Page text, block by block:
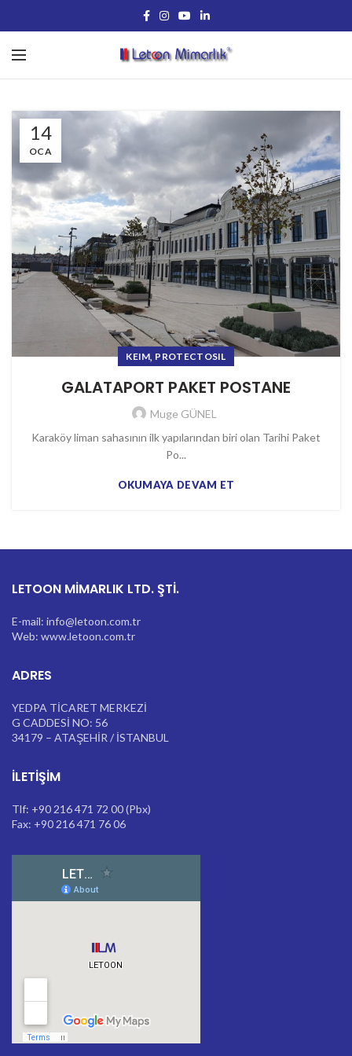
14
OCA
KEIM, PROTECTOSIL
GALATAPORT PAKET POSTANE
Muge GÜNEL
Karaköy liman sahasının ilk yapılarından biri olan Tarihi Paket
Po...
OKUMAYA DEVAM ET
LETOON MİMARLIK LTD. ŞTİ.
E-mail: info@letoon.com.tr
Web: www.letoon.com.tr
ADRES
YEDPA TİCARET MERKEZİ
G CADDESİ NO: 56
34179 – ATAŞEHİR / İSTANBUL
İLETIŞIM
Tlf: +90 216 471 72 00 (Pbx)
Fax: +90 216 471 76 06